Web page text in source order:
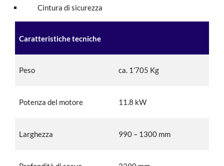
Cintura di sicurezza
Caratteristiche tecniche
Peso ca. 1’705 Kg
Potenza del motore 11.8 kW
Larghezza 990 – 1300 mm